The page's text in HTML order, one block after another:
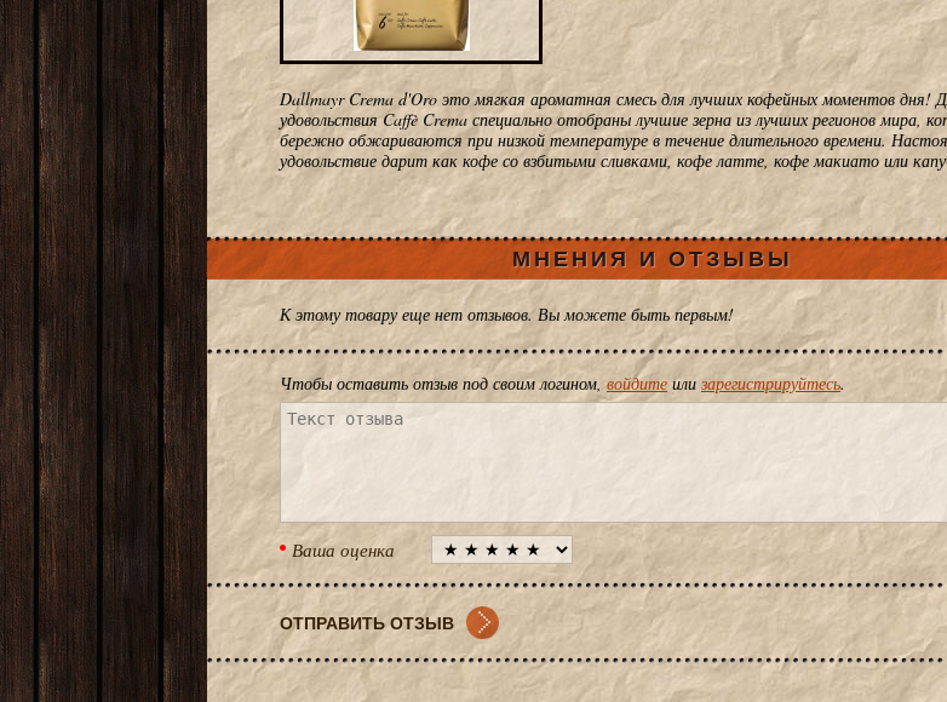
Dallmayr Crema d'Oro это мягкая ароматная смесь для лучших кофейных моментов дня!
удовольствия Caffè Crema специально отобраны лучшие зерна из лучших регионов мира,
бережно обжариваются при низкой температуре в течение длительного времени.
удовольствие дарит как кофе со взбитыми сливками, кофе латте, кофе макиато или
МНЕНИЯ И ОТЗЫВЫ
К этому товару еще нет отзывов. Вы можете быть первым!
Чтобы оставить отзыв под своим логином, войдите или зарегистрируйтесь.
Ваша оценка